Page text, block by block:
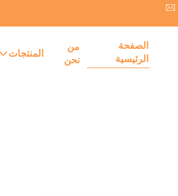
الصفحة
الرئيسية
من
نحن
المنتجات